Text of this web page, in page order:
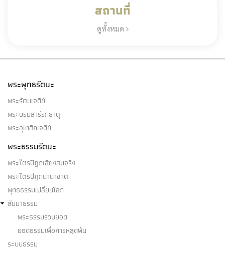
สถานที่
ดูทั้งหมด
พระพุทธรัตนะ
พระรัตนเจดีย์
พระบรมสารีริกธาตุ
พระอุเทสิกเจดีย์
พระธรรมรัตนะ
พระไตรปิฎกเสียงสมจริง
พระไตรปิฎกนานาชาติ
พุทธธรรมเปลี่ยนโลก
สัมมาธรรม
พระธรรมรวบยอด
ยอดธรรมเพื่อการหลุดพ้น
ระบบธรรม